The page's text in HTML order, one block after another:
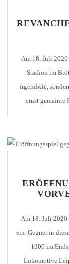
Am 18. Juli 2020
Stadion im
irgendwie,
ernst gemeinte
Am 18. Juli
ein. Gegner in
1906 im
Lokomotive